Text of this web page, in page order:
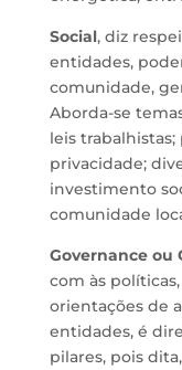
Social, diz
entidades,
comunidade,
Aborda-se
leis
privacidade;
investimento
comunidade
Governance ou
com às
orientações de
entidades, é
pilares, pois